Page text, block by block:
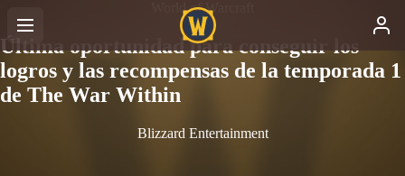
World of Warcraft
Última oportunidad para conseguir los
logros y las recompensas de la temporada 1
de The War Within
Blizzard Entertainment